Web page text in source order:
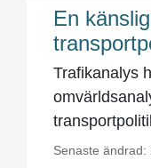
En
Trafikanalys
Senaste ändrad: